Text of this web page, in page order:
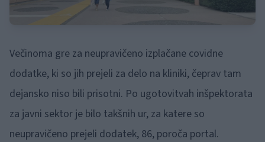
Večinoma gre za neupravičeno izplačane covidne
dodatke, ki so jih prejeli za delo na kliniki, čeprav tam
dejansko niso bili prisotni. Po ugotovitvah inšpektorata
za javni sektor je bilo takšnih ur, za katere so
neupravičeno prejeli dodatek, 86, poroča portal.